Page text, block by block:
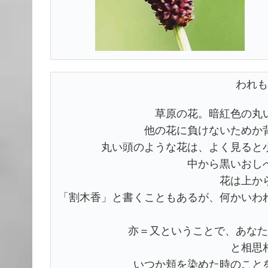
われ
草原の花。暗紅色の丸
他の花に負けないためか
丸い頭のような花は、よく見る
中から黒いおし
花は上か
「割木香」と書くこともあるが、何かい
亦＝又ということで、あな
と相思
いつか頬を染めた時のこと